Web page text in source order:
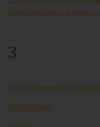
эмиссионных ценных
З
Задолженность по
Закладная